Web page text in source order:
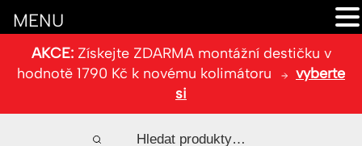
AKCE:Získejte ZDARMA montážní destičku v
hodnotě 1790 Kč k novému kolimátoru
vyberte
si
MENU